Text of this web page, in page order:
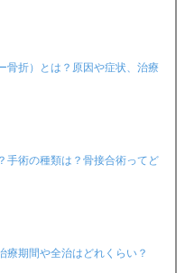
骨折）とは？原因や症状、治療
手術の種類は？骨接合術ってど
療期間や全治はどれくらい？